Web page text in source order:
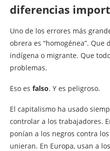
diferencias
Uno de los errores más
obrera es “homogénea”.
indígena o migrante. Que
problemas.
Eso es falso. Y es peligroso.
El capitalismo ha usado
controlar a los trabajadores.
ponían a los negros contra
unieran. En Europa, usan a